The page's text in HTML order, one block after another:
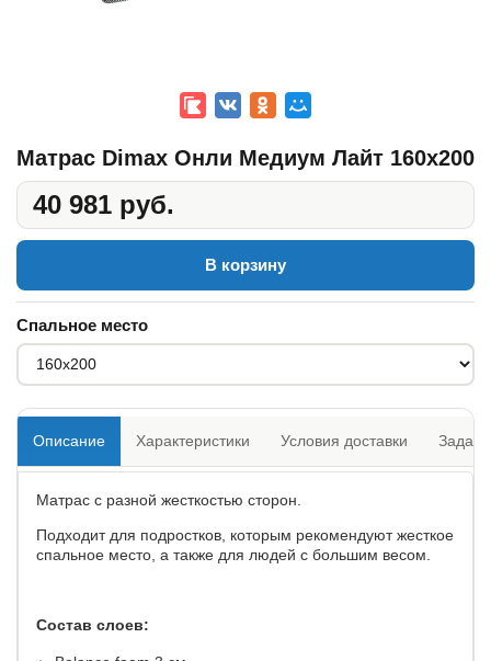
Матрас Dimax Онли Медиум Лайт 160x200
40 981 руб.
В корзину
Спальное место
Описание Характеристики Условия доставки
Матрас с разной жесткостью сторон.
Подходит для подростков, которым рекомендуют жесткое
спальное место, а также для людей с большим весом.
Состав слоев: